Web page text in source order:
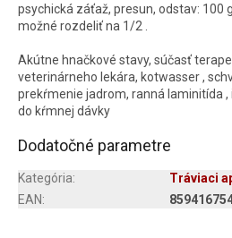
psychická záťaž, presun, odstav: 100
možné rozdeliť na 1/2 .
Akútne hnačkové stavy, súčasť
veterinárneho lekára, kotwasser ,
prekŕmenie jadrom, ranná laminitída ,
do kŕmnej dávky
Dodatočné parametre
Kategória:
Tráviaci
EAN: